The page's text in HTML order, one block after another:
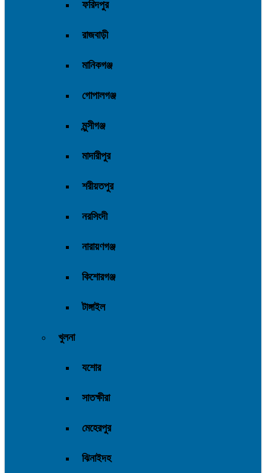
ফরিদপুর
রাজবাড়ী
মানিকগঞ্জ
গোপালগঞ্জ
মুন্সীগঞ্জ
মাদারীপুর
শরীয়তপুর
নরসিংদী
নারায়ণগঞ্জ
কিশোরগঞ্জ
টাঙ্গাইল
খুলনা
যশোর
সাতক্ষীরা
মেহেরপুর
ঝিনাইদহ